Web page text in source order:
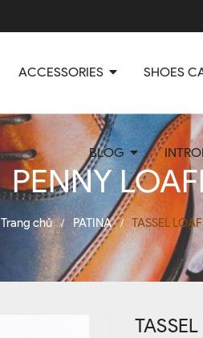
ACCESSORIES SHOES
BLOG
PENNY
Trang chủ / PATINA / TASSEL